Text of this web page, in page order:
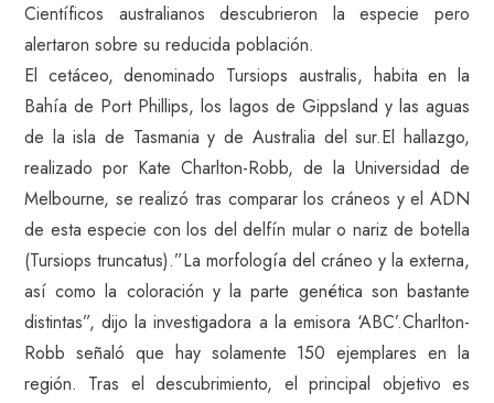
Científicos australianos descubrieron la especie pero
alertaron sobre su reducida población.
El cetáceo, denominado Tursiops australis, habita en la
Bahía de Port Phillips, los lagos de Gippsland y las aguas
de la isla de Tasmania y de Australia del sur.El hallazgo,
realizado por Kate Charlton-Robb, de la Universidad de
Melbourne, se realizó tras comparar los cráneos y el ADN
de esta especie con los del delfín mular o nariz de botella
(Tursiops truncatus).”La morfología del cráneo y la externa,
así como la coloración y la parte genética son bastante
distintas”, dijo la investigadora a la emisora ‘ABC’.Charlton-
Robb señaló que hay solamente 150 ejemplares en la
región. Tras el descubrimiento, el principal objetivo es